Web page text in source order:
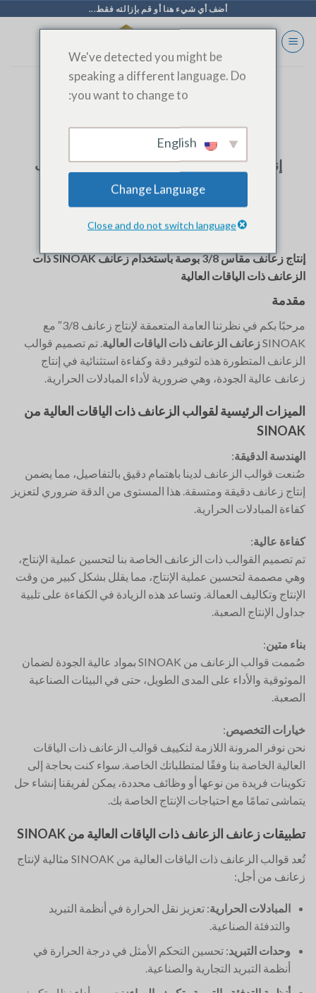
المحتوى
أضف أي شيء هنا أو قم بإزالته فقط...
SHANDONG SINOAK CO.
المدونة
إنتاج زعانف مقاس 3/8 بوصة باستخدام زعانف
إنتاج زعانف مقاس 3/8 بوصة باستخدام زعانف SINOAK ذات
الزعانف ذات الياقات العالية
مقدمة
مرحبًا بكم في نظرتنا العامة المتعمقة لإنتاج زعانف 3/8″ مع
SINOAKزعانف الزعانف ذات الياقات العالية . تم تصميم قوالب
الزعانف المتطورة هذه لتوفير دقة وكفاءة استثنائية في إنتاج
زعانف عالية الجودة، وهي ضرورية لأداء المبادلات الحرارية.
الميزات الرئيسية لقوالب الزعانف ذات الياقات العالية من
SINOAK
الهندسة الدقيقة:
صُنعت قوالب الزعانف لدينا باهتمام دقيق بالتفاصيل، مما يضمن
إنتاج زعانف دقيقة ومتسقة. هذا المستوى من الدقة ضروري لتعزيز
كفاءة المبادلات الحرارية.
كفاءة عالية:
تم تصميم القوالب ذات الزعانف الخاصة بنا لتحسين عملية الإنتاج،
وهي مصممة لتحسين عملية الإنتاج، مما يقلل بشكل كبير من وقت
الإنتاج وتكاليف العمالة. وتساعد هذه الزيادة في الكفاءة على تلبية
جداول الإنتاج الصعبة.
بناء متين:
صُممت قوالب الزعانف من SINOAK بمواد عالية الجودة لضمان
الموثوقية والأداء على المدى الطويل، حتى في البيئات الصناعية
الصعبة.
خيارات التخصيص:
نحن نوفر المرونة اللازمة لتكييف قوالب الزعانف ذات الياقات
العالية الخاصة بنا وفقًا لمتطلباتك الخاصة. سواء كنت بحاجة إلى
تكوينات فريدة من نوعها أو وظائف محددة، يمكن لفريقنا إنشاء حل
يتماشى تمامًا مع احتياجات الإنتاج الخاصة بك.
تطبيقات زعانف الزعانف ذات الياقات العالية من SINOAK
تُعد قوالب الزعانف ذات الياقات العالية من SINOAK مثالية لإنتاج
زعانف من أجل:
المبادلات الحرارية: تعزيز نقل الحرارة في أنظمة التبريد
والتدفئة الصناعية.
وحدات التبريد: تحسين التحكم الأمثل في درجة الحرارة في
أنظمة التبريد التجارية والصناعية.
We've detected you might be
speaking a different language. Do
you want to change to:
Change Language
Close and do not switch language